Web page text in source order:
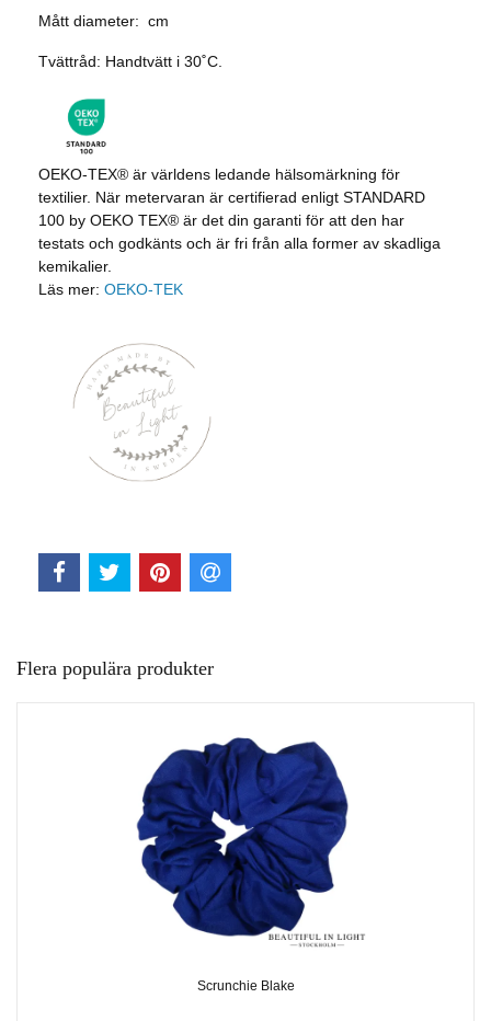
Mått diameter: cm
Tvättråd: Handtvätt i 30˚C.
OEKO-TEX® är världens ledande hälsomärkning för
textilier. När metervaran är certifierad enligt STANDARD
100 by OEKO TEX® är det din garanti för att den har
testats och godkänts och är fri från alla former av skadliga
kemikalier.
Läs mer: OEKO-TEK
Flera populära produkter
Scrunchie Blake